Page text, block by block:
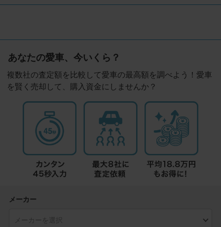
あなたの愛車、今いくら？
複数社の査定額を比較して愛車の最高額を調べよう！愛車
を賢く売却して、購入資金にしませんか？
メーカー